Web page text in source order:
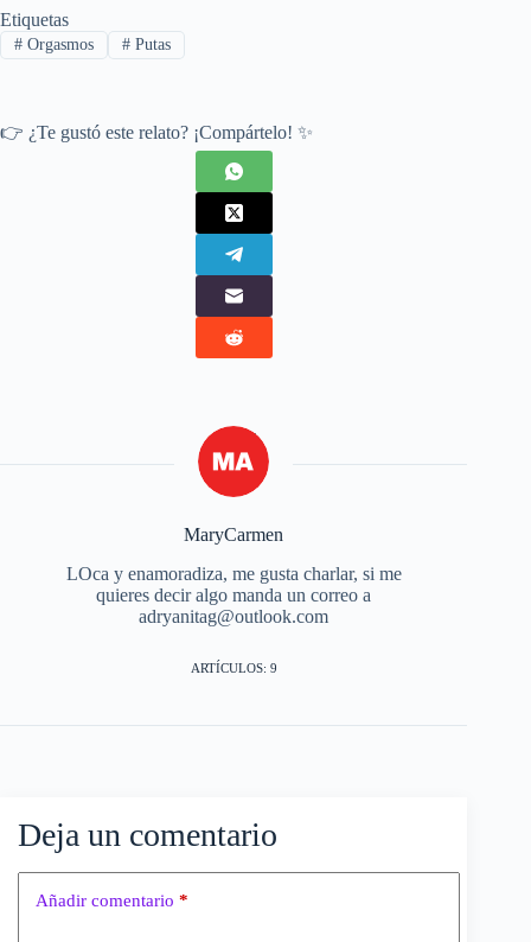
Etiquetas
#Orgasmos #Putas
👉 ¿Te gustó este relato? ¡Compártelo! ✨
MaryCarmen
LOca y enamoradiza, me gusta charlar, si me
quieres decir algo manda un correo a
adryanitag@outlook.com
ARTÍCULOS: 9
Deja un comentario
Añadir comentario *